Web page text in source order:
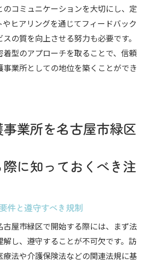
のコミュニケーションを大切にし、定
ヒアリングを通じてフィードバック
の質を向上させる努力も必要です。
着型のアプローチを取ることで、信頼
業所としての地位を築くことができ
業所を名古屋市緑区
に知っておくべき注
件と遵守すべき規制
古屋市緑区で開始する際には、まず法
解し、遵守することが不可欠です。訪
療法や介護保険法などの関連法規に基